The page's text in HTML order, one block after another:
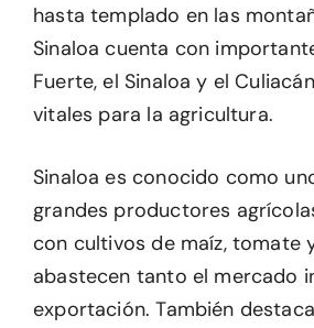
hasta templado en las
Sinaloa cuenta con
Fuerte, el Sinaloa y el
vitales para la agricultura.
Sinaloa es conocido como
grandes productores
con cultivos de maíz, tomate
abastecen tanto el mercado
exportación. También